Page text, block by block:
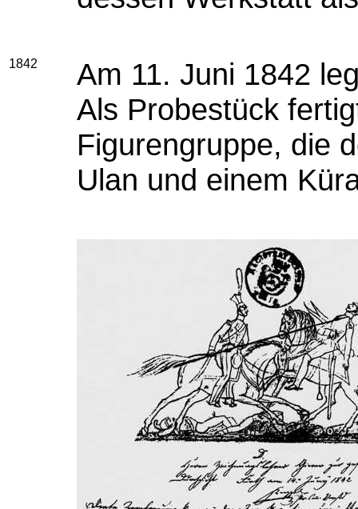
1842
Am 11. Juni 1842
Als Probestück
Figurengruppe, die
Ulan und einem